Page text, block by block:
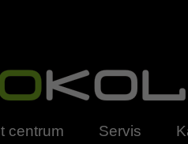
centrum Servis